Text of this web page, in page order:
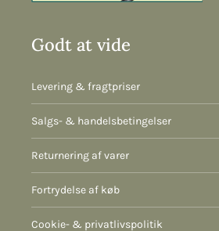
Godt at vide
Levering & fragtpriser
Salgs- & handelsbetingelser
Returnering af varer
Fortrydelse af køb
Cookie- & privatlivspolitik